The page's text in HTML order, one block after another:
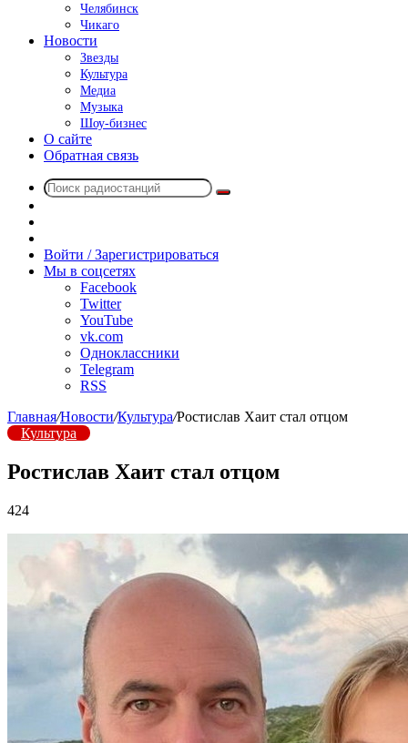
Челябинск
Чикаго
Новости
Звезды
Культура
Медиа
Музыка
Шоу-бизнес
О сайте
Обратная связь
Поиск
радио
Войти / Зарегистрироваться
Мы в соцсетях
Facebook
Twitter
YouTube
vk.com
Одноклассники
Telegram
RSS
Главная/Новости/Культура/Ростислав Хаит стал отцом
Культура
Ростислав Хаит стал отцом
424